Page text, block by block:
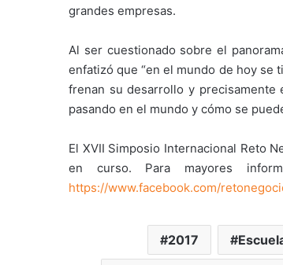
grandes empresas.
Al ser cuestionado sobre el
enfatizó que “en el mundo de hoy se
frenan su desarrollo y precisamente
pasando en el mundo y cómo se
El XVII Simposio Internacional Reto
en curso. Para mayores
https://www.facebook.com/
2017